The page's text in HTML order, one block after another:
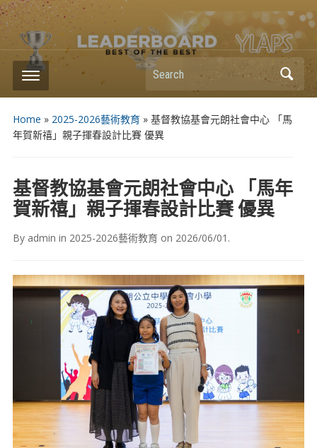
Search
Home » 2025-2026藝術教育» 基督教協基會元朗社會中心 「馬
年賀新禧」親子揮春設計比賽 優異
基督教協基會元朗社會中心 「馬年
賀新禧」親子揮春設計比賽 優異
By admin in 2025-2026藝術教育on 2026/06/01 .